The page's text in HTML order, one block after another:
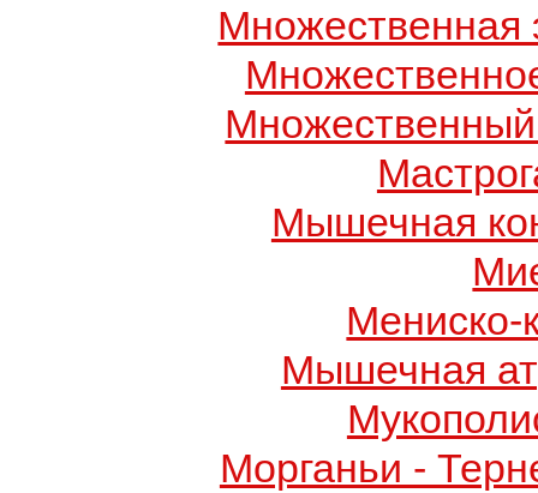
Множественная
Мышечная
Мениско-
Мышечная
Морганьи -